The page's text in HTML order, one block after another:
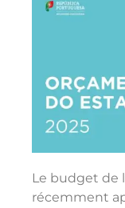
Le budget de
récemment